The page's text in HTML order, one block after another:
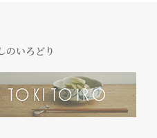
のいろどり